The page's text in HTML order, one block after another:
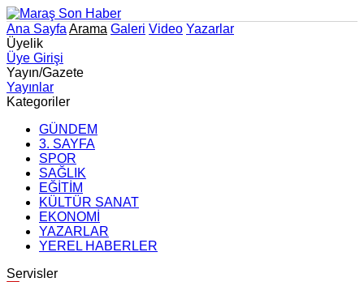
Ana Sayfa Arama Galeri Video Yazarlar
Üyelik
Üye Girişi
Yayın/Gazete
Yayınlar
Kategoriler
GÜNDEM
3. SAYFA
SPOR
SAĞLIK
EĞİTİM
KÜLTÜR SANAT
EKONOMİ
YAZARLAR
YEREL HABERLER
Servisler